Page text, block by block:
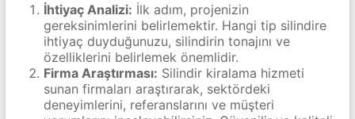
İhtiyaç Analizi: İlk adım, projenizin
gereksinimlerini belirlemektir. Hangi tip silindire
ihtiyaç duyduğunuzu, silindirin tonajını ve
özelliklerini belirlemek önemlidir.
Firma Araştırması: Silindir kiralama hizmeti
sunan firmaları araştırarak, sektördeki
deneyimlerini, referanslarını ve müşteri